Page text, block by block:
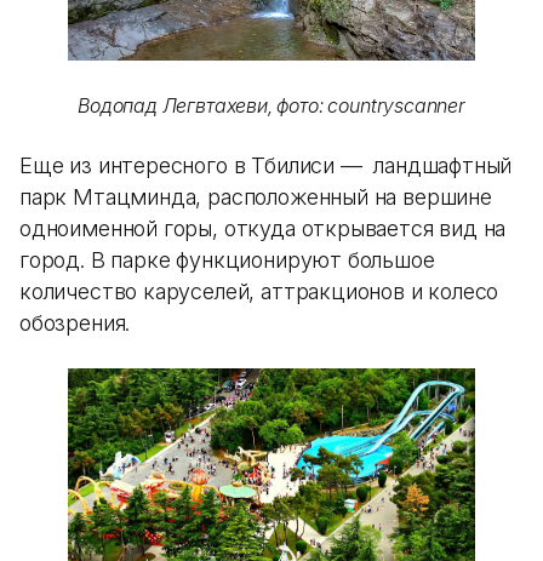
Водопад Легвтахеви, фото: countryscanner
Еще из интересного в Тбилиси — ландшафтный
парк Мтацминда, расположенный на вершине
одноименной горы, откуда открывается вид на
город. В парке функционируют большое
количество каруселей, аттракционов и колесо
обозрения.